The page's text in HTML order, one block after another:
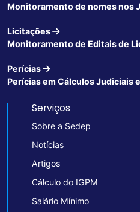
Monitoramento de nomes nos
Licitações
Monitoramento de Editais de
Perícias
Perícias em Cálculos Judiciais
Serviços
Sobre a Sedep
Notícias
Artigos
Cálculo do IGPM
Salário Mínimo